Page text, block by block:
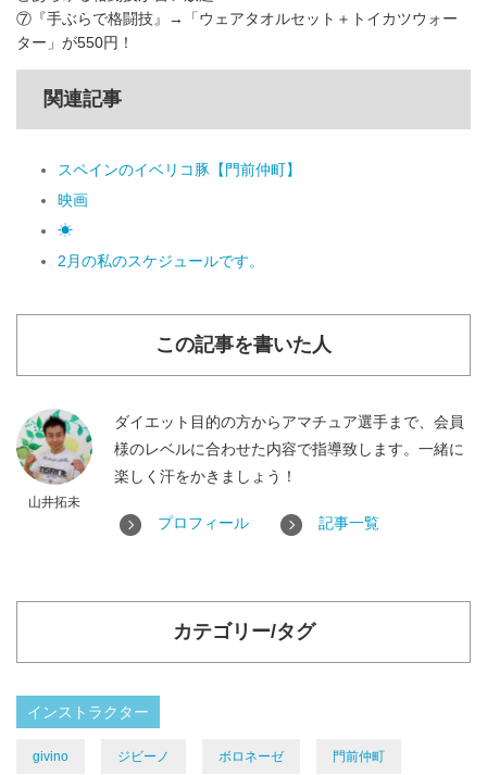
⑦『手ぶらで格闘技』→「ウェアタオルセット＋トイカツウォー
ター」が550円！
関連記事
スペインのイベリコ豚【門前仲町】
映画
☀
2月の私のスケジュールです。
この記事を書いた人
山井拓未
ダイエット目的の方からアマチュア選手まで、会員
様のレベルに合わせた内容で指導致します。一緒に
楽しく汗をかきましょう！
プロフィール 記事一覧
カテゴリー/タグ
インストラクター
givino ジビーノ ボロネーゼ 門前仲町